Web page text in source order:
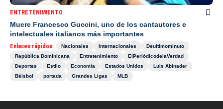
ENTRETENIMIENTO
Muere Francesco Guccini, uno de los cantautores e
intelectuales italianos más importantes
Enlaces rápidos: Nacionales Internacionales
Deultimominuto
República Dominicana
Entretenimiento
ElPeriódicodelaVerdad
Deportes
Estilo Economía Estados Unidos
Luis Abinader
Béisbol
portada Grandes Ligas MLB